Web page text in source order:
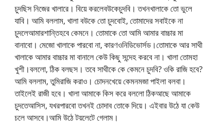
চুদছিস নিজের খালারে। বিয়ে করলেবউকেচুদবি। তখনখালাকে তো ভুলে
যাবি। আমি বললাম, খালা বউকে তো চুদবোই, তোমাদের সবাইকে না
চুদলেআমারশান্তিহবে কেমনে। তোমাকে তো আমি আমার বাচ্চার মা
বানাবো। মেজো খালাকে পারবো না, কারণওনিডিভোর্সড।তোমাকে আর সাথী
খালাকে আমার বাচ্চার মা বানালে কেউ কিছু সন্দেহ করবে না। খালা তোমহা
খুশী।বললো, ঠিক বলছস। তবে সাথীকে কে কেমনে চুদবি? ওকি রাজি হবে?
আমি বললাম, তুমিরাজি করাও। চোদনখেয়ে কেমনমজা পাইলা বলবা।
তাইলেই রাজী হবে। খালা আমাকে কিস করে বললো ঠিকআছে আমাকে
চুদতেআসিস, যখরপারবো তখনই চোদাব তোকে দিয়ে। এইবার উঠে যা কেউ
চলে আসবে।আমি উঠে টয়লেটে গেলাম।